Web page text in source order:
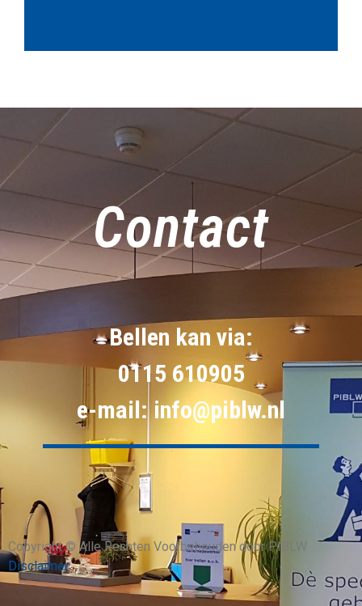
Contact
Bellen kan via:
0115 610905
e-mail: info@piblw.nl
Copyright © Alle Rechten Voorbehouden door PIBLW
Disclaimer